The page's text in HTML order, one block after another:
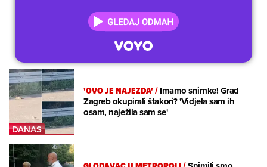
'OVO JE NAJEZDA'/Imamo snimke! Grad
Zagreb okupirali štakori? 'Vidjela sam ih
osam, naježila sam se'